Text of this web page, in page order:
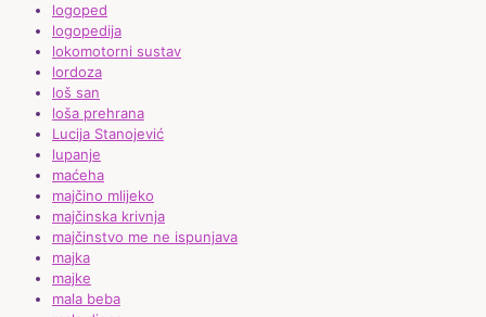
logoped
logopedija
lokomotorni sustav
lordoza
loš san
loša prehrana
Lucija Stanojević
lupanje
maćeha
majčino mlijeko
majčinska krivnja
majčinstvo me ne ispunjava
majka
majke
mala beba